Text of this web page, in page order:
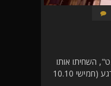
השחיתו אותו
וגנבו ממנו מידע. האתר אינו זמין כרגע (חמישי 10.10